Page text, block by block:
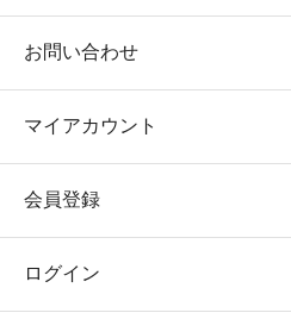
お問い合わせ
マイアカウント
会員登録
ログイン